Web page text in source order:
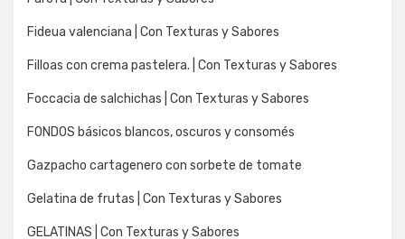
Fideua valenciana | Con Texturas y Sabores
Filloas con crema pastelera. | Con Texturas y Sabores
Foccacia de salchichas | Con Texturas y Sabores
FONDOS básicos blancos, oscuros y consomés
Gazpacho cartagenero con sorbete de tomate
Gelatina de frutas | Con Texturas y Sabores
GELATINAS | Con Texturas y Sabores